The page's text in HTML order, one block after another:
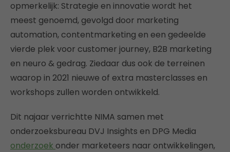
opmerkelijk: Strategie en innovatie wordt het
meest genoemd, gevolgd door marketing
automation, contentmarketing en een gedeelde
vierde plek voor customer journey, B2B marketing
en neuro & gedrag. Ziedaar dus ook de terreinen
waarop in 2021 nieuwe of extra masterclasses en
workshops zullen worden ontwikkeld.
Dit najaar verrichtte NIMA samen met
onderzoeksbureau DVJ Insights en DPG Media
onderzoek onder marketeers naar ontwikkelingen,